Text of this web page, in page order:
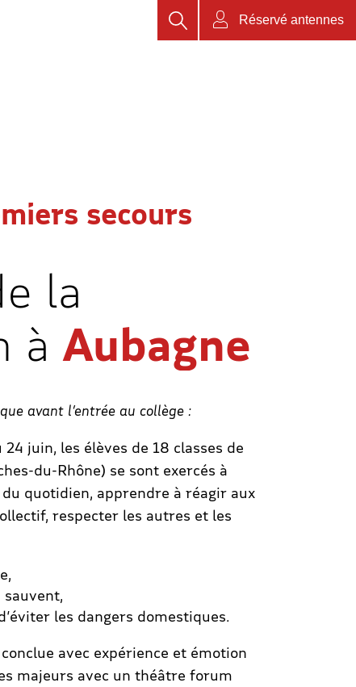
Réservé antennes
Rechercher
secours
la
à Aubagne
avant l’entrée au collège :
juin, les élèves de 18 classes de
du-Rhône) se sont exercés à
quotidien, apprendre à réagir aux
respecter les autres et les
sauvent,
les dangers domestiques.
avec expérience et émotion
majeurs avec un théâtre forum